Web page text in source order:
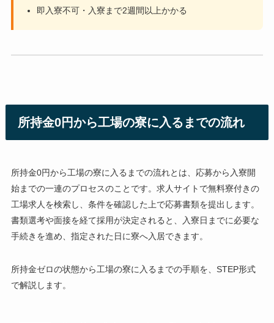
即入寮不可・入寮まで2週間以上かかる
所持金0円から工場の寮に入るまでの流れ
所持金0円から工場の寮に入るまでの流れとは、応募から入寮開
始までの一連のプロセスのことです。求人サイトで無料寮付きの
工場求人を検索し、条件を確認した上で応募書類を提出します。
書類選考や面接を経て採用が決定されると、入寮日までに必要な
手続きを進め、指定された日に寮へ入居できます。
所持金ゼロの状態から工場の寮に入るまでの手順を、STEP形式
で解説します。